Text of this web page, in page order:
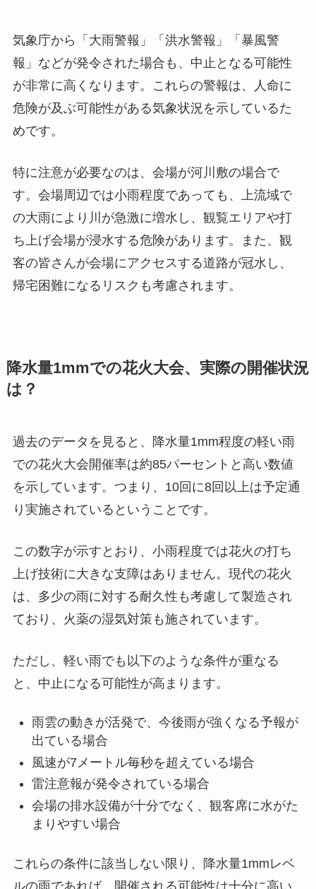
気象庁から「大雨警報」「洪水警報」「暴風警
報」などが発令された場合も、中止となる可能性
が非常に高くなります。これらの警報は、人命に
危険が及ぶ可能性がある気象状況を示しているた
めです。
特に注意が必要なのは、会場が河川敷の場合で
す。会場周辺では小雨程度であっても、上流域で
の大雨により川が急激に増水し、観覧エリアや打
ち上げ会場が浸水する危険があります。また、観
客の皆さんが会場にアクセスする道路が冠水し、
帰宅困難になるリスクも考慮されます。
降水量1mmでの花火大会、実際の開催状況
は？
過去のデータを見ると、降水量1mm程度の軽い雨
での花火大会開催率は約85パーセントと高い数値
を示しています。つまり、10回に8回以上は予定通
り実施されているということです。
この数字が示すとおり、小雨程度では花火の打ち
上げ技術に大きな支障はありません。現代の花火
は、多少の雨に対する耐久性も考慮して製造され
ており、火薬の湿気対策も施されています。
ただし、軽い雨でも以下のような条件が重なる
と、中止になる可能性が高まります。
雨雲の動きが活発で、今後雨が強くなる予報が
出ている場合
風速が7メートル毎秒を超えている場合
雷注意報が発令されている場合
会場の排水設備が十分でなく、観客席に水がた
まりやすい場合
これらの条件に該当しない限り、降水量1mmレベ
ルの雨であれば、開催される可能性は十分に高い